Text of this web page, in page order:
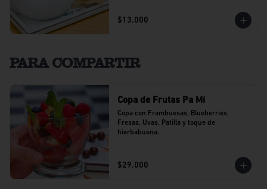
$13.000
PARA COMPARTIR
Copa de Frutas Pa Mí
Copa con Frambuesas, Blueberries,
Fresas, Uvas, Patilla y toque de
hierbabuena.
$29.000